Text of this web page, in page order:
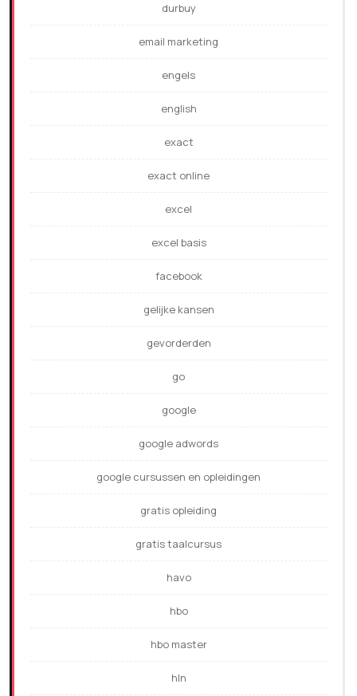
durbuy
email marketing
engels
english
exact
exact online
excel
excel basis
facebook
gelijke kansen
gevorderden
go
google
google adwords
google cursussen en opleidingen
gratis opleiding
gratis taalcursus
havo
hbo
hbo master
hln